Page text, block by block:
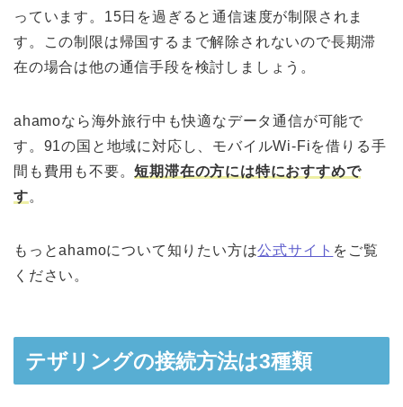
っています。15日を過ぎると通信速度が制限されま
す。この制限は帰国するまで解除されないので長期滞
在の場合は他の通信手段を検討しましょう。
ahamoなら海外旅行中も快適なデータ通信が可能で
す。91の国と地域に対応し、モバイルWi-Fiを借りる手
間も費用も不要。短期滞在の方には特におすすめで
す。
もっとahamoについて知りたい方は公式サイト をご覧
ください。
テザリングの接続方法は3種類